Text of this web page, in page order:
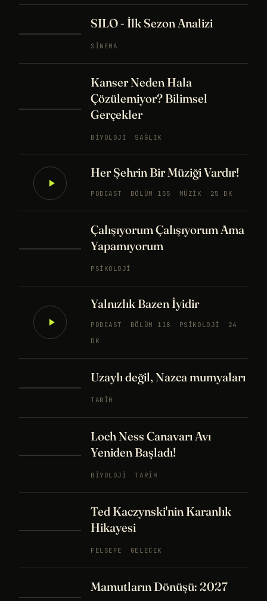
SILO - İlk Sezon Analizi
SINEMA
Kanser Neden Hala
Çözülemiyor? Bilimsel
Gerçekler
BIYOLOJI SAĞLIK
Her Şehrin Bir Müziği Vardır!
PODCAST BÖLÜM 155 MÜZIK 25 DK
Çalışıyorum Çalışıyorum Ama
Yapamıyorum
PSIKOLOJI
Yalnızlık Bazen İyidir
PODCAST BÖLÜM 118 PSIKOLOJI
24
DK
Uzaylı değil, Nazca mumyaları
TARIH
Loch Ness Canavarı Avı
Yeniden Başladı!
BIYOLOJI TARIH
Ted Kaczynski'nin Karanlık
Hikayesi
FELSEFE GELECEK
Mamutların Dönüşü: 2027